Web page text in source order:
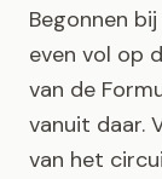
Begonnen
even vol op
van de
vanuit daar.
van het